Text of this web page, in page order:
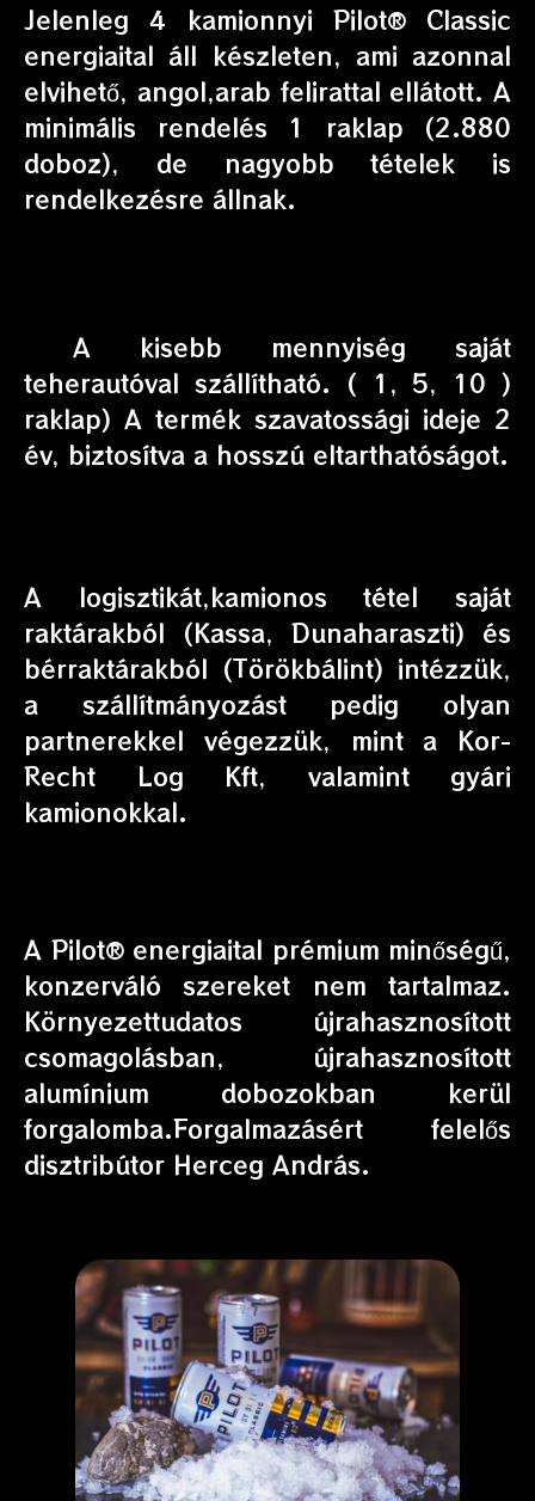
Jelenleg 4 kamionnyi Pilot® Classic
energiaital áll készleten, ami azonnal
elvihető, angol,arab felirattal ellátott. A
minimális rendelés 1 raklap (2.880
doboz), de nagyobb tételek is
rendelkezésre állnak.
A kisebb mennyiség saját
teherautóval szállítható. ( 1, 5, 10 )
raklap) A termék szavatossági ideje 2
év, biztosítva a hosszú eltarthatóságot.
A logisztikát,kamionos tétel saját
raktárakból (Kassa, Dunaharaszti) és
bérraktárakból (Törökbálint) intézzük,
a szállítmányozást pedig olyan
partnerekkel végezzük, mint a Kor-
Recht Log Kft, valamint gyári
kamionokkal.
A Pilot® energiaital prémium minőségű,
konzerváló szereket nem tartalmaz.
Környezettudatos újrahasznosított
csomagolásban, újrahasznosított
alumínium dobozokban kerül
forgalomba.Forgalmazásért felelős
disztribútor Herceg András.